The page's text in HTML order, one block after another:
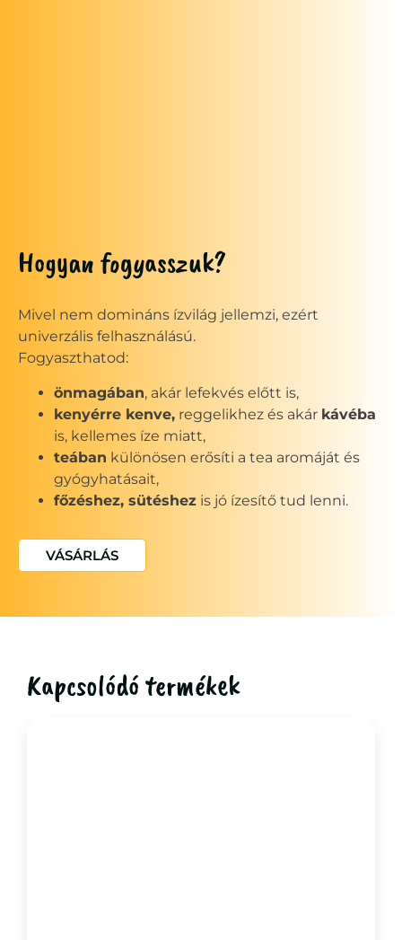
Hogyan fogyasszuk?
Mivel nem domináns ízvilág jellemzi, ezért
univerzális felhasználású.
Fogyaszthatod:
önmagában, akár lefekvés előtt is,
kenyérre kenve, reggelikhez és akár kávéba
is, kellemes íze miatt,
teában különösen erősíti a tea aromáját és
gyógyhatásait,
főzéshez, sütéshez is jó ízesítő tud lenni.
VÁSÁRLÁS
Kapcsolódó termékek